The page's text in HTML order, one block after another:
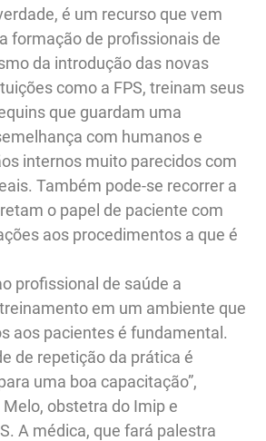
é um recurso que vem
formação de profissionais de
da introdução das novas
como a FPS, treinam seus
que guardam uma
com humanos e
internos muito parecidos com
Também pode-se recorrer a
o papel de paciente com
aos procedimentos a que é
profissional de saúde a
em um ambiente que
aos pacientes é fundamental.
de repetição da prática é
uma boa capacitação”,
obstetra do Imip e
A médica, que fará palestra